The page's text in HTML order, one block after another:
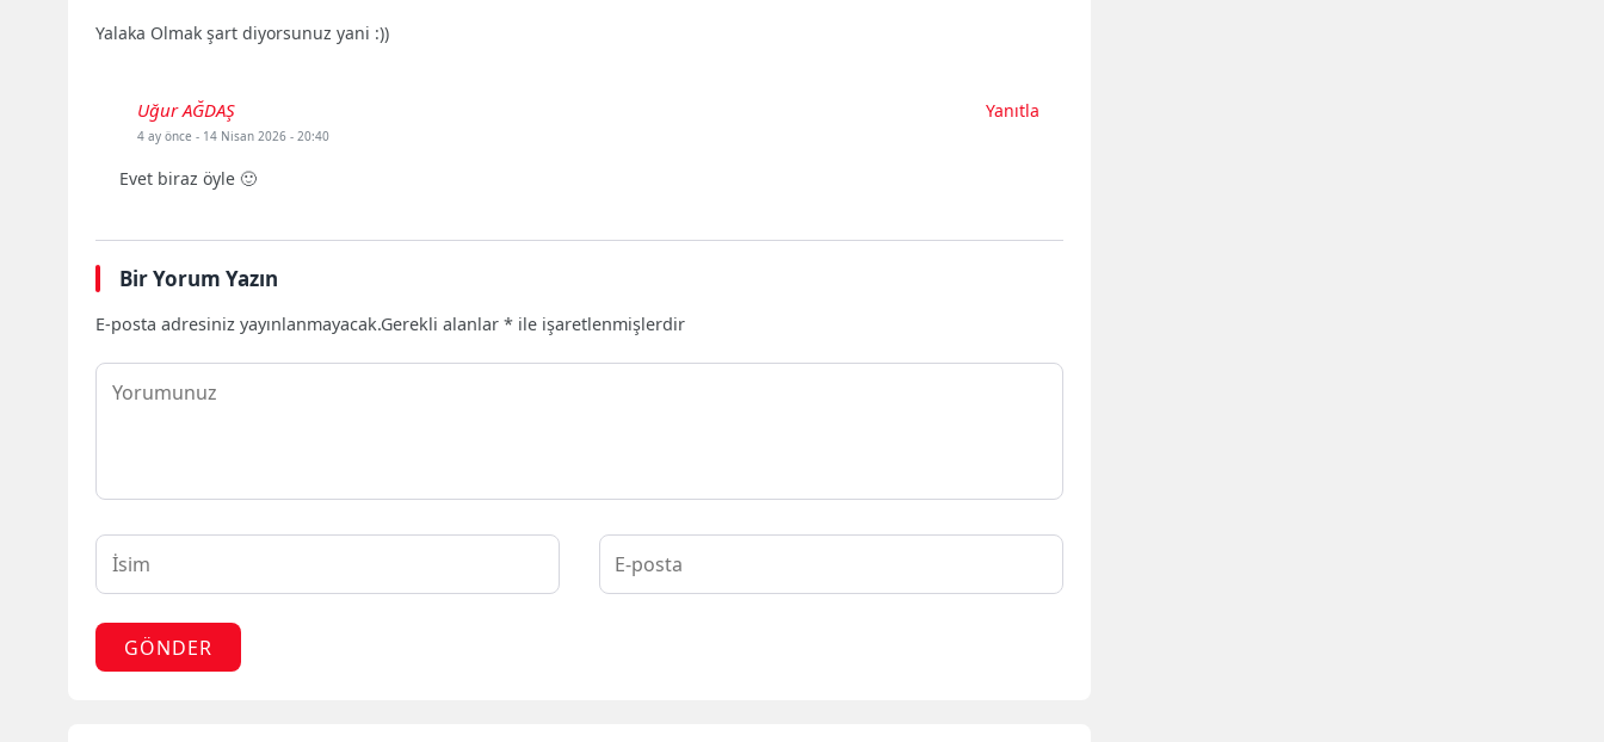
Yalaka Olmak şart diyorsunuz yani :))
Uğur AĞDAŞ
4 ay önce- 14 Nisan 2026 - 20:40
Evet biraz öyle 🙂
Yanıtla
Bir Yorum Yazın
E-posta adresiniz yayınlanmayacak.Gerekli alanlar* ile işaretlenmişlerdir
GÖNDER